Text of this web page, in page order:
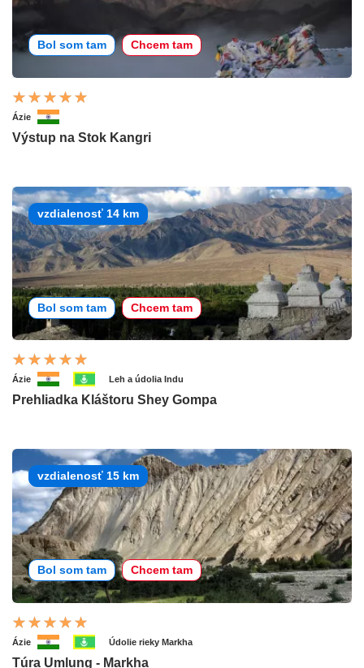
Bol som tam Chcem tam
Ázie
Výstup na Stok Kangri
vzdialenosť 14 km
Bol som tam Chcem tam
Ázie Leh a údolia Indu
Prehliadka Kláštoru Shey Gompa
vzdialenosť 15 km
Bol som tam Chcem tam
Ázie Údolie rieky Markha
Túra Umlung - Markha